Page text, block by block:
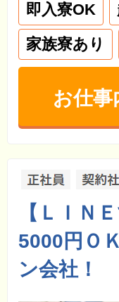
即入寮OK
家族寮あり
お仕事
【ＬＩＮ
5000円Ｏ
ン会社！